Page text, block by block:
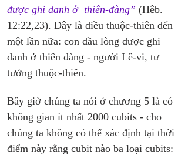
được ghi danh ở  thiên-đàng” (Hêb.
12:22,23). Đây là điều thuộc-thiên đến
một lần nữa: con đầu lòng được ghi
danh ở thiên đàng - người Lê-vi, tư
tưởng thuộc-thiên.
Bây giờ chúng ta nói ở chương 5 là có
không gian ít nhất 2000 cubits - cho
chúng ta không có thể xác định tại thời
điểm này rằng cubit nào ba loại cubits: